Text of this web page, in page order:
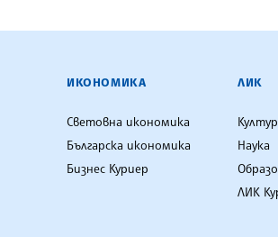
ИКОНОМИКА
Световна икономика
Българска икономика
Бизнес Куриер
ЛИК
Наука
ЛИК